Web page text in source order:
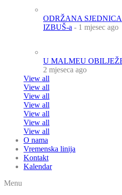
ODRŽANA
IZBUŠ-a - 1 mjesec ago
U MALMEU
2 mjeseca ago
View all
View all
View all
View all
View all
View all
View all
O nama
Vremenska linija
Kontakt
Kalendar
Menu